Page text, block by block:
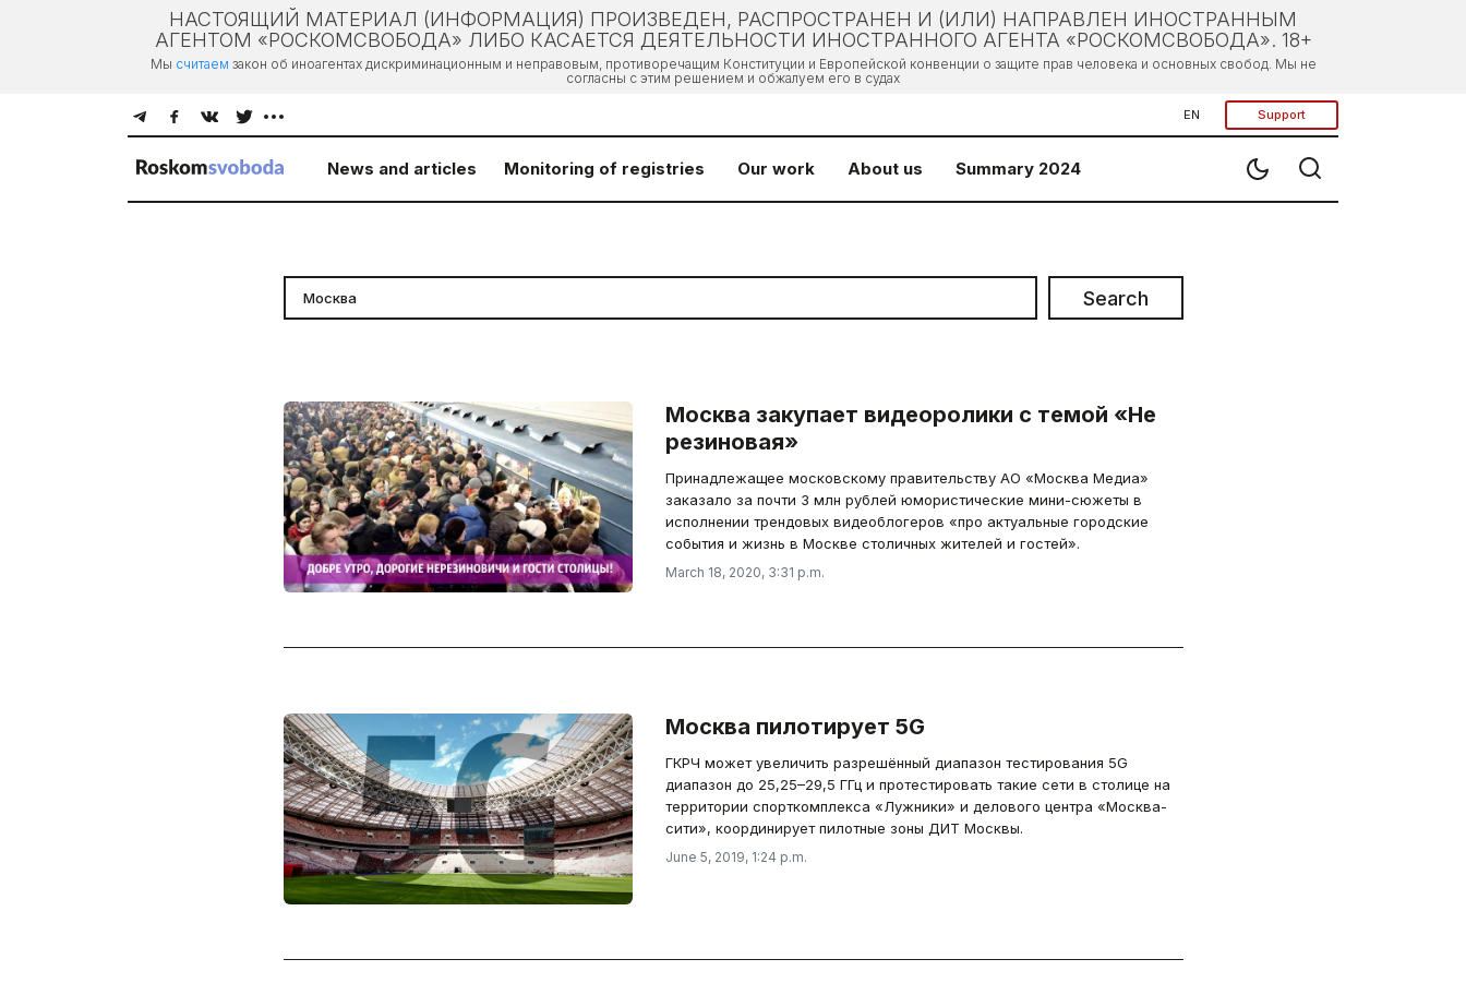
НАСТОЯЩИЙ МАТЕРИАЛ (ИНФОРМАЦИЯ) ПРОИЗВЕДЕН, РАСПРОСТРАНЕН И (ИЛИ) НАПРАВЛЕН ИНОСТРАННЫМ
АГЕНТОМ «РОСКОМСВОБОДА» ЛИБО КАСАЕТСЯ ДЕЯТЕЛЬНОСТИ ИНОСТРАННОГО АГЕНТА «РОСКОМСВОБОДА». 18+
Мы считаем закон об иноагентах дискриминационным и неправовым, противоречащим Конституции и Европейской конвенции о защите прав человека и основных свобод. Мы не
согласны с этим решением и обжалуем его в судах
EN Support
News and articles Monitoring of registries Our work About us Summary 2024
Search
Москва закупает видеоролики с темой «Не
резиновая»
Принадлежащее московскому правительству АО «Москва Медиа»
заказало за почти 3 млн рублей юмористические мини-сюжеты в
исполнении трендовых видеоблогеров «про актуальные городские
события и жизнь в Москве столичных жителей и гостей».
March 18, 2020, 3:31 p.m.
Москва пилотирует 5G
ГКРЧ может увеличить разрешённый диапазон тестирования 5G
диапазон до 25,25–29,5 ГГц и протестировать такие сети в столице на
территории спорткомплекса «Лужники» и делового центра «Москва-
сити», координирует пилотные зоны ДИТ Москвы.
June 5, 2019, 1:24 p.m.